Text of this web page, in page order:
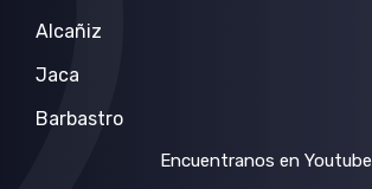
Alcañiz
Jaca
Barbastro
Encuentranos en Youtube